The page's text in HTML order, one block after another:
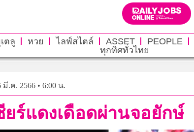
ตลู หวย ไลฟ์สไตล์ ASSET PEOPLE
ทุกทิศทั่วไทย
มี.ค. 2566 • 6:00 น.
ร์แดงเดือดผ่านจอยักษ์